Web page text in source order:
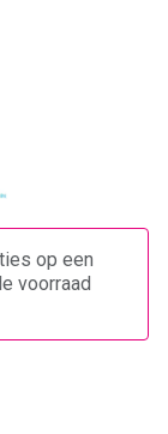
op een
voorraad